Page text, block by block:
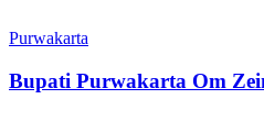
Purwakarta
Bupati Purwakarta Om